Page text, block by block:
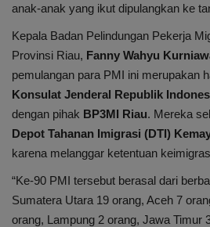
Infotorial
Ekonomi
Mitra
Nasional
Kesehatan
anak-anak yang ikut dipulangkan ke
Kepala Badan Pelindungan Pekerja
Provinsi Riau, Fanny Wahyu
pemulangan para PMI ini merupakan
Konsulat Jenderal Republik
dengan pihak BP3MI Riau. Mereka
Depot Tahanan Imigrasi (DTI)
karena melanggar ketentuan
“Ke-90 PMI tersebut berasal dari
Sumatera Utara 19 orang, Aceh 7
orang, Lampung 2 orang, Jawa Timur